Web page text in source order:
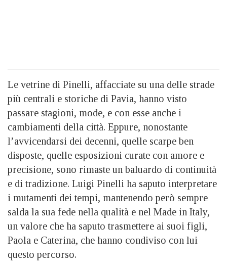
Le vetrine di Pinelli, affacciate su una delle strade
più centrali e storiche di Pavia, hanno visto
passare stagioni, mode, e con esse anche i
cambiamenti della città. Eppure, nonostante
l’avvicendarsi dei decenni, quelle scarpe ben
disposte, quelle esposizioni curate con amore e
precisione, sono rimaste un baluardo di continuità
e di tradizione. Luigi Pinelli ha saputo interpretare
i mutamenti dei tempi, mantenendo però sempre
salda la sua fede nella qualità e nel Made in Italy,
un valore che ha saputo trasmettere ai suoi figli,
Paola e Caterina, che hanno condiviso con lui
questo percorso.